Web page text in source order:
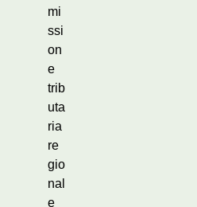
mi
ssi
on
e
trib
uta
ria
re
gio
nal
e